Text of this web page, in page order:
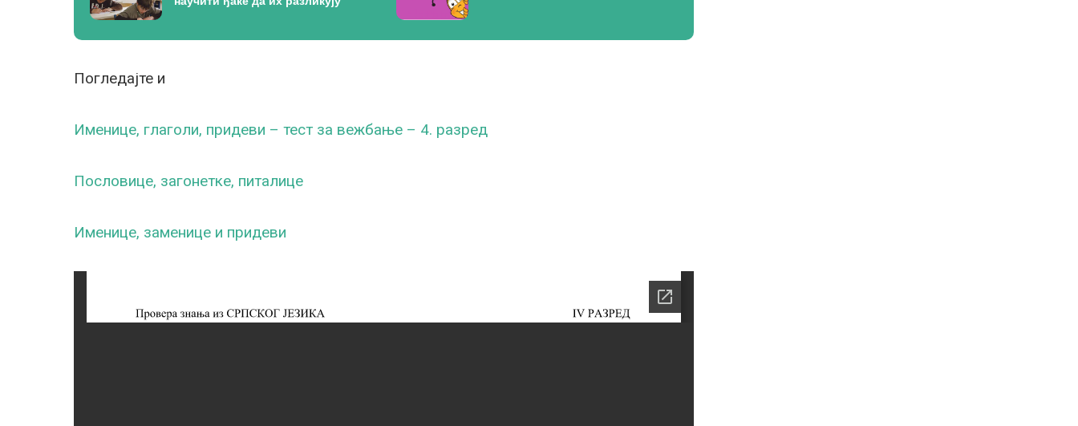
Погледајте и
Именице, глаголи, придеви – тест за вежбање – 4. разред
Пословице, загонетке, питалице
Именице, заменице и придеви